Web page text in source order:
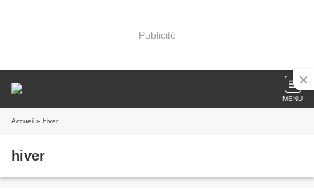
Publicité
MENU
Accueil » hiver
hiver